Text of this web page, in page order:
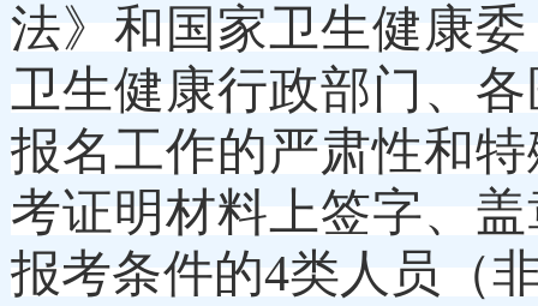
法》和国家卫生健康
卫生健康行政部门、
报名工作的严肃性和
考证明材料上签字、
报考条件的4类人员（